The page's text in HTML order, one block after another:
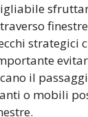
strategici
il
o mobili